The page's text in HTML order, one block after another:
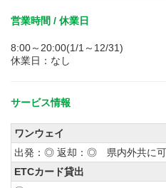
営業時間 / 休業日
8:00～20:00(1/1～12/31)
休業日：なし
サービス情報
ワンウェイ
出発：◎ 返却：◎ 県内外共に
ETCカード貸出